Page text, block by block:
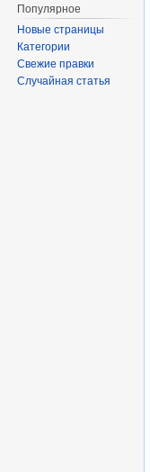
Популярное
Новые страницы
Категории
Свежие правки
Случайная статья